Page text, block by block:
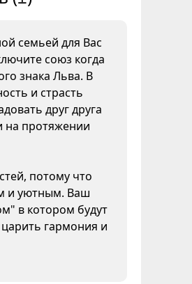
семьей для Вас
союз когда
знака Льва. В
и страсть
друг друга
протяжении
потому что
и уютным. Ваш
в котором будут
гармония и